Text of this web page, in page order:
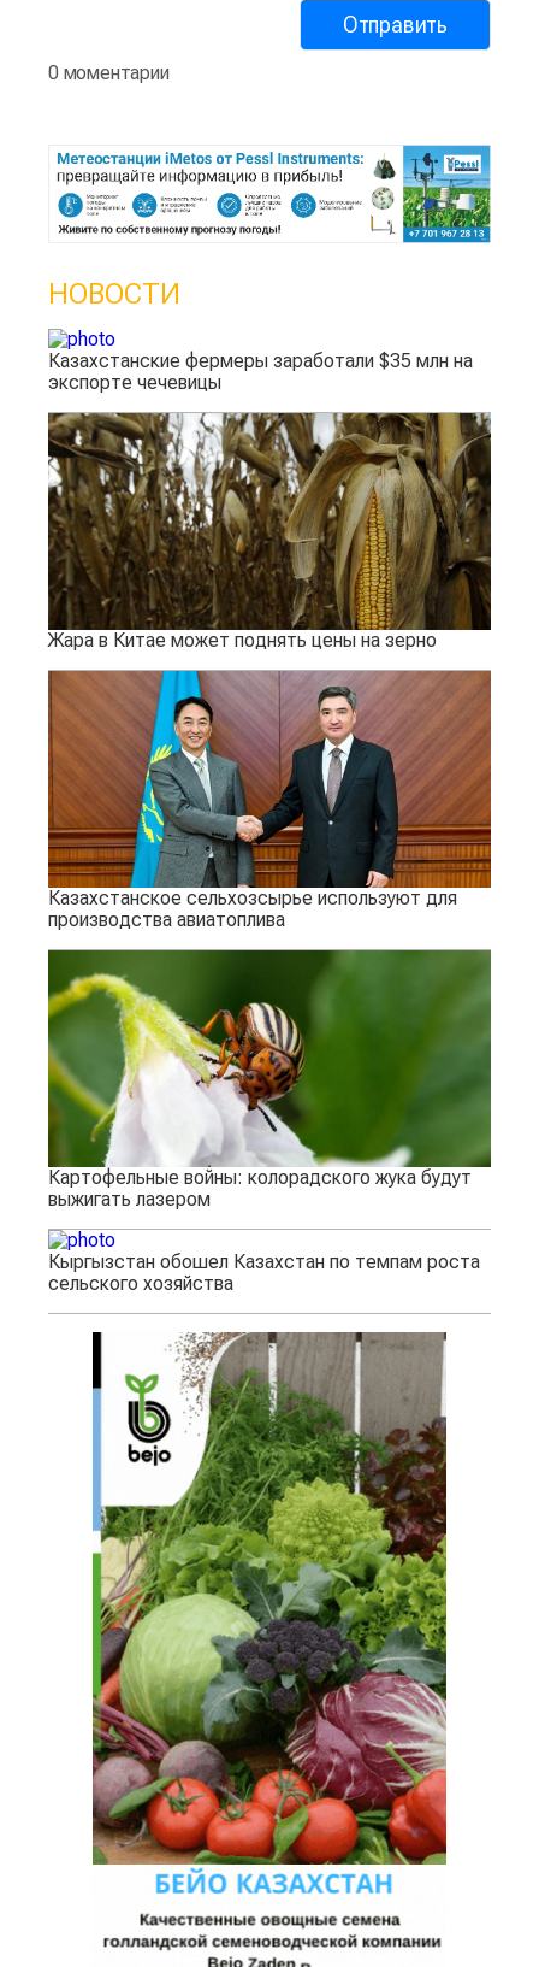
0 моментарии
НОВОСТИ
Казахстанские фермеры заработали $35 млн на
экспорте чечевицы
Жара в Китае может поднять цены на зерно
Казахстанское сельхозсырье используют для
производства авиатоплива
Картофельные войны: колорадского жука будут
выжигать лазером
Кыргызстан обошел Казахстан по темпам роста
сельского хозяйства